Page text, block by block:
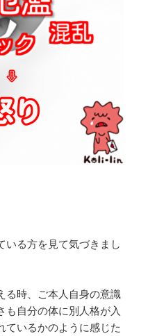
いる方を見て気づきまし
る時、ご本人自身の意識
も自分の体に別人格が入
ているかのように感じた